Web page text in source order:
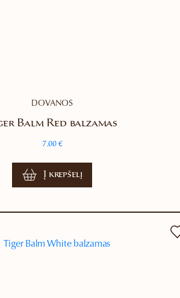
DOVANOS
Balm Red balzamas
7.00 €
Į krepšelį